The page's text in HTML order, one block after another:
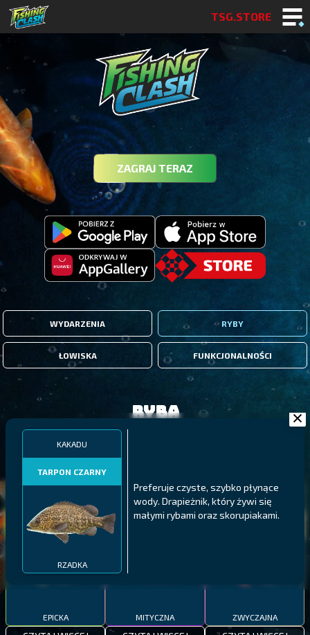
TSG.STORE
ZAGRAJ TERAZ
WYDARZENIA RYBY
ŁOWISKA FUNKCJONALNOŚCI
KAKADU
TARPON CZARNY
RZADKA
Preferuje czyste, szybko płynące
wody. Drapieżnik, który żywi się
małymi rybami oraz skorupiakami.
Ryba
PYSZCZAK ZACHODNI
EPICKA
PÓŁNOCNE FIORDY
MITYCZNA
WYSPY GALAPAGOS
BODIAN
ZWYCZAJNA